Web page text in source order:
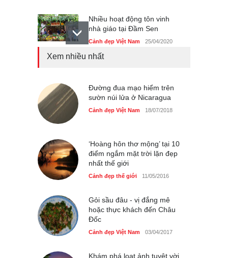
Nhiều hoạt động tôn vinh
nhà giáo tại Đầm Sen
Cảnh đẹp Việt Nam 25/04/2020
thực Italy
Cảnh đẹp Việt Nam 25/04/2020
Cảnh đẹp Việt Nam 25/04/2020
Xem nhiều nhất
Đường đua mạo hiểm trên
sườn núi lửa ở Nicaragua
Cảnh đẹp Việt Nam 18/07/2018
‘Hoàng hôn thơ mộng’ tại 10
điểm ngắm mặt trời lặn đẹp
nhất thế giới
Cảnh đẹp thế giới 11/05/2016
Gỏi sầu đâu - vị đắng mê
hoặc thực khách đến Châu
Đốc
Cảnh đẹp Việt Nam 03/04/2017
Khám phá loạt ảnh tuyệt vời